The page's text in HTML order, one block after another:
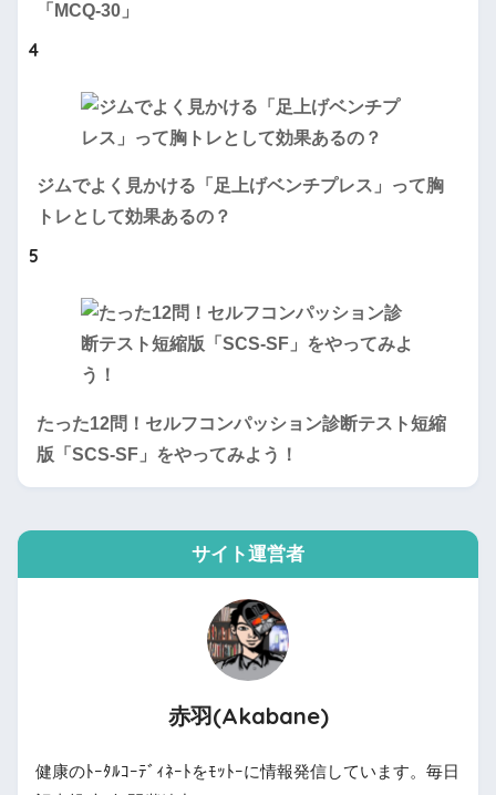
「MCQ-30」
4
ジムでよく見かける「足上げベンチプレス」って胸
トレとして効果あるの？
5
たった12問！セルフコンパッション診断テスト短縮
版「SCS-SF」をやってみよう！
サイト運営者
赤羽(Akabane)
健康のﾄｰﾀﾙｺｰﾃﾞｨﾈｰﾄをﾓｯﾄｰに情報発信しています。毎日